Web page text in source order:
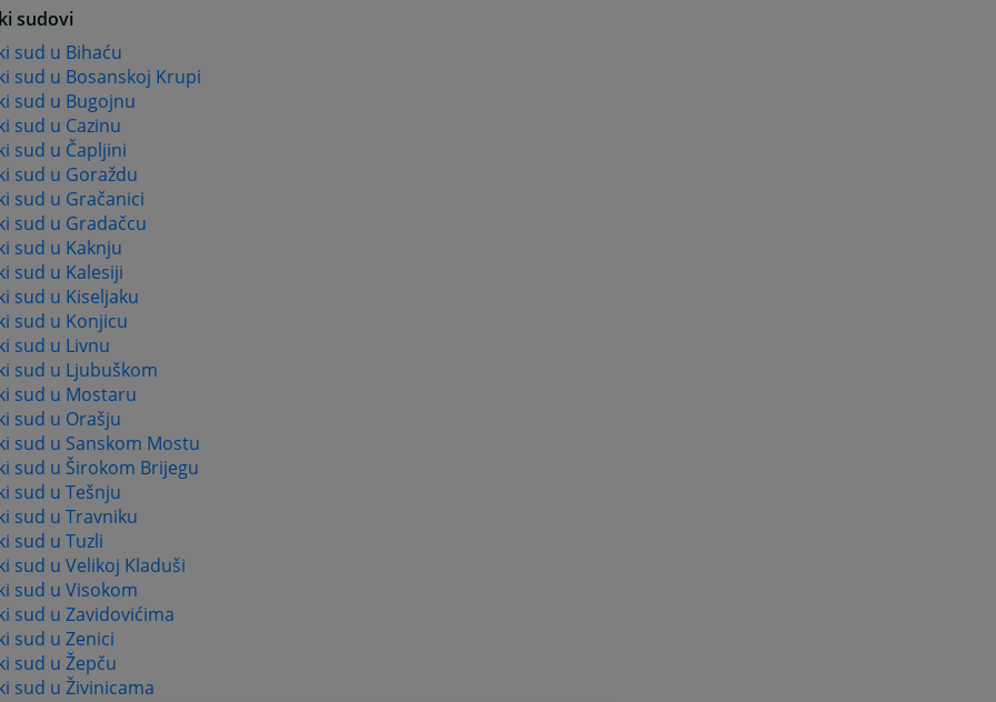
sudovi
sud u Bihaću
sud u Bosanskoj Krupi
sud u Bugojnu
sud u Cazinu
sud u Čapljini
sud u Goraždu
sud u Gračanici
sud u Gradačcu
sud u Kaknju
sud u Kalesiji
sud u Kiseljaku
sud u Konjicu
sud u Livnu
sud u Ljubuškom
sud u Mostaru
sud u Orašju
sud u Sanskom Mostu
sud u Širokom Brijegu
sud u Tešnju
sud u Travniku
sud u Tuzli
sud u Velikoj Kladuši
sud u Visokom
sud u Zavidovićima
sud u Zenici
sud u Žepču
sud u Živinicama